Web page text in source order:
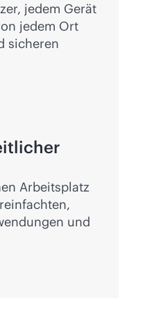
jedem Gerät
jedem Ort
sicheren
Arbeitsplatz
und